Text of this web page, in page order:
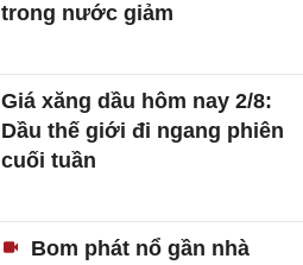
trong nước giảm
Giá xăng dầu hôm nay 2/8:
Dầu thế giới đi ngang phiên
cuối tuần
Bom phát nổ gần nhà